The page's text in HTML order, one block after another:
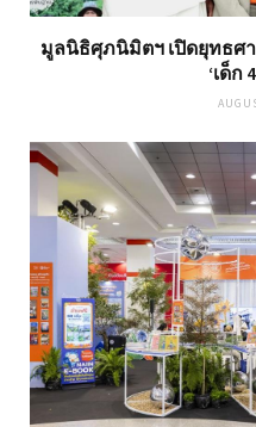
มูลนิธิศุภนิมิตฯ เปิดยุทธศ
‘เด็ก